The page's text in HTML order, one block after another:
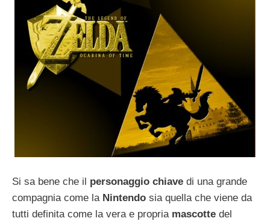
Si sa bene che il personaggio chiave di una grande
compagnia come la Nintendo sia quella che viene da
tutti definita come la vera e propria mascotte del